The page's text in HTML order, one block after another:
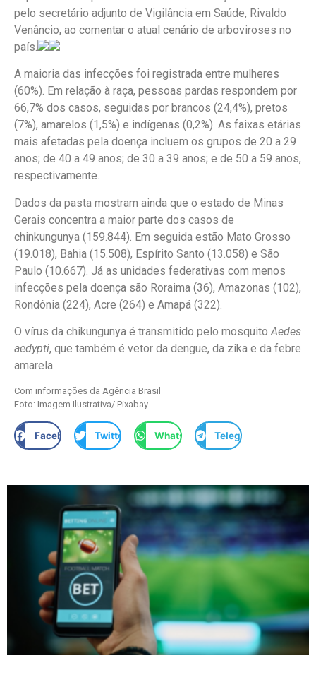
pelo secretário adjunto de Vigilância em Saúde, Rivaldo
Venâncio, ao comentar o atual cenário de arboviroses no
país.
A maioria das infecções foi registrada entre mulheres
(60%). Em relação à raça, pessoas pardas respondem por
66,7% dos casos, seguidas por brancos (24,4%), pretos
(7%), amarelos (1,5%) e indígenas (0,2%). As faixas etárias
mais afetadas pela doença incluem os grupos de 20 a 29
anos; de 40 a 49 anos; de 30 a 39 anos; e de 50 a 59 anos,
respectivamente.
Dados da pasta mostram ainda que o estado de Minas
Gerais concentra a maior parte dos casos de
chinkungunya (159.844). Em seguida estão Mato Grosso
(19.018), Bahia (15.508), Espírito Santo (13.058) e São
Paulo (10.667). Já as unidades federativas com menos
infecções pela doença são Roraima (36), Amazonas (102),
Rondônia (224), Acre (264) e Amapá (322).
O vírus da chikungunya é transmitido pelo mosquitoAedes
aedypti, que também é vetor da dengue, da zika e da febre
amarela.
Com informações da Agência Brasil
Foto: Imagem Ilustrativa/ Pixabay
Facebook Twitter WhatsApp Telegram